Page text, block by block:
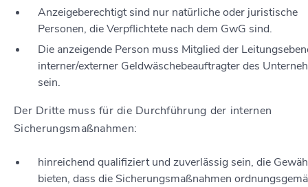
Anzeigeberechtigt sind nur natürliche oder juristische
Personen, die Verpflichtete nach dem GwG sind.
Die anzeigende Person muss Mitglied der
interner/externer Geldwäschebeauftragter des
sein.
Der Dritte muss für die Durchführung der internen
Sicherungsmaßnahmen:
hinreichend qualifiziert und zuverlässig sein, die
bieten, dass die Sicherungsmaßnahmen